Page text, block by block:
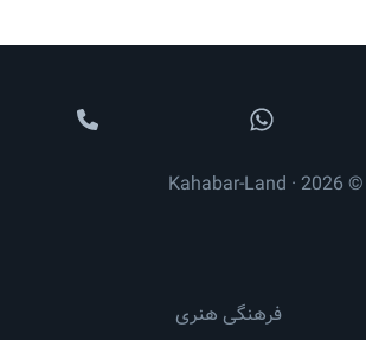
فرهنگی هنری
© 2026 · Kahabar-Land